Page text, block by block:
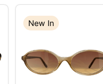
New In